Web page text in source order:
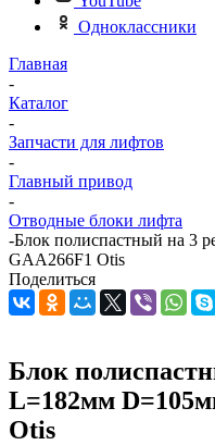
Одноклассники
Главная
-
Каталог
-
Запчасти для лифтов
-
Главный привод
-
Отводные блоки лифта
-Блок полиспастный на 3
GAA266F1 Otis
Поделиться
Блок
L=182мм
Otis